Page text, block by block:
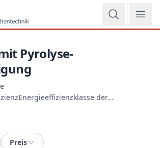
Pyrolyse-
der
Bei Temperaturen von fast 500 °C werden
feiner Asche verbrannt, die Sie nach dem
einem feuchten Tuch auswischen. Vogt
Preis